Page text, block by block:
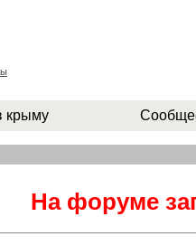
крыму
На форуме